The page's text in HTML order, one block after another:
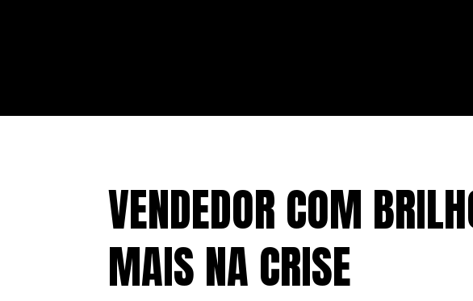
VENDEDOR COM
MAIS NA CRISE